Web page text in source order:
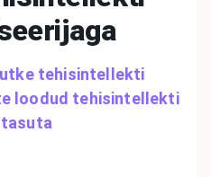
tehisintellekti
loodud tehisintellekti